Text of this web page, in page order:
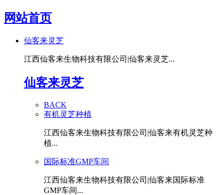
网站首页
仙客来灵芝
江西仙客来生物科技有限公司|仙客来灵芝...
仙客来灵芝
BACK
有机灵芝种植
江西仙客来生物科技有限公司|仙客来有机灵芝种
植...
国际标准GMP车间
江西仙客来生物科技有限公司|仙客来国际标准
GMP车间...